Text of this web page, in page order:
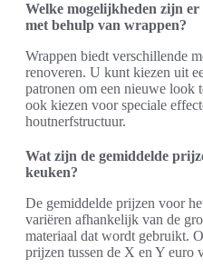
Welke mogelijkheden zijn er
met behulp van wrappen?
Wrappen biedt verschillende
renoveren. U kunt kiezen uit
patronen om een nieuwe look
ook kiezen voor speciale
houtnerfstructuur.
Wat zijn de gemiddelde
keuken?
De gemiddelde prijzen voor
variëren afhankelijk van de
materiaal dat wordt gebruikt.
prijzen tussen de X en Y euro